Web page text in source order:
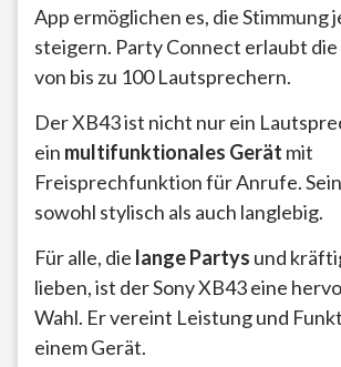
App ermöglichen es, die Stimmung
steigern. Party Connect erlaubt
von bis zu 100 Lautsprechern.
Der XB43 ist nicht nur ein
ein multifunktionales Gerät mit
Freisprechfunktion für Anrufe.
sowohl stylisch als auch langlebig.
Für alle, die lange Partys und
lieben, ist der Sony XB43 eine
Wahl. Er vereint Leistung und
einem Gerät.